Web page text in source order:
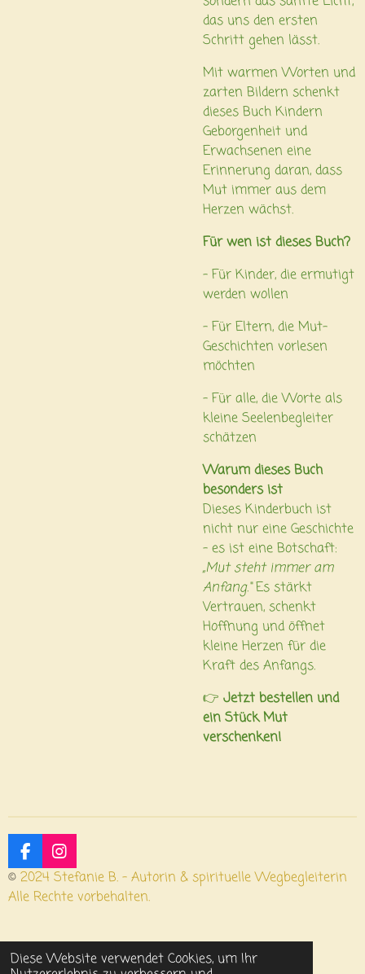
Diese Website verwendet Cookies, um Ihr
das uns den ersten
Schritt gehen lässt.
Mit warmen Worten und
zarten Bildern schenkt
dieses Buch Kindern
Geborgenheit und
Erwachsenen eine
Erinnerung daran, dass
Mut immer aus dem
Herzen wächst.
Für wen ist dieses Buch?
– Für Kinder, die ermutigt
werden wollen
– Für Eltern, die Mut-
Geschichten vorlesen
möchten
– Für alle, die Worte als
kleine Seelenbegleiter
schätzen
Warum dieses Buch
besonders ist
Dieses Kinderbuch ist
nicht nur eine Geschichte
– es ist eine Botschaft:
„Mut steht immer am
Anfang.“Es stärkt
Vertrauen, schenkt
Hoffnung und öffnet
kleine Herzen für die
Kraft des Anfangs.
👉 Jetzt bestellen und
ein Stück Mut
verschenken!
F
a
c
e
k
I
n
s
t
r
a
© 2024 Stefanie B. – Autorin & spirituelle Wegbegleiterin
Alle Rechte vorbehalten.